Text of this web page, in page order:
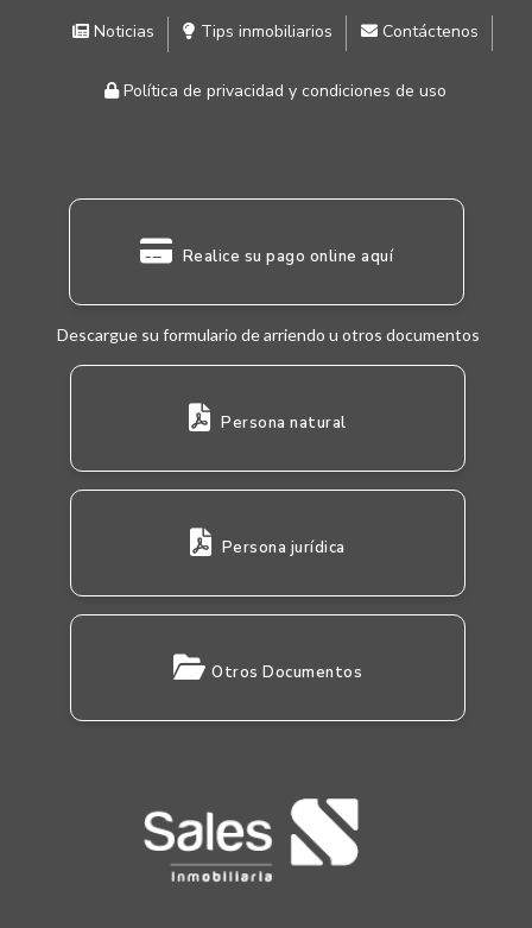
Noticias Tips inmobiliarios Contáctenos
Política de privacidad y condiciones de uso
Realice su pago online aquí
Descargue su formulario de arriendo u otros documentos
Persona natural
Persona jurídica
Otros Documentos